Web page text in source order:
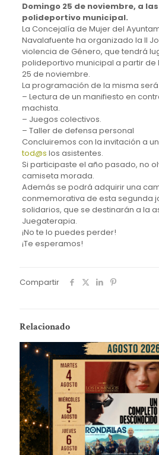
Domingo 25 de noviembre, a las
polideportivo municipal.
La Concejalía de Mujer del
Navalafuente ha organizado la II
violencia de Género, que tendrá
polideportivo municipal a partir de
25 de noviembre.
La programación de la misma
– Lectura de un manifiesto en
machista.
– Juegos colectivos.
– Taller de defensa personal
Concluiremos con la invitación a
tod@s los asistentes.
Si participaste el año pasado, no
camiseta morada.
Además se podrá adquirir una
conmemorativa de esta segunda
solidarios, que se destinarán a la
Juegaterapia.
¡No te lo puedes perder!
¡Te esperamos!
Compartir
Relacionado